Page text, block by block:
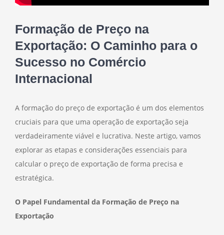
Formação de Preço na
Exportação: O Caminho para o
Sucesso no Comércio
Internacional
A formação do preço de exportação é um dos elementos
cruciais para que uma operação de exportação seja
verdadeiramente viável e lucrativa. Neste artigo, vamos
explorar as etapas e considerações essenciais para
calcular o preço de exportação de forma precisa e
estratégica.
O Papel Fundamental da Formação de Preço na
Exportação